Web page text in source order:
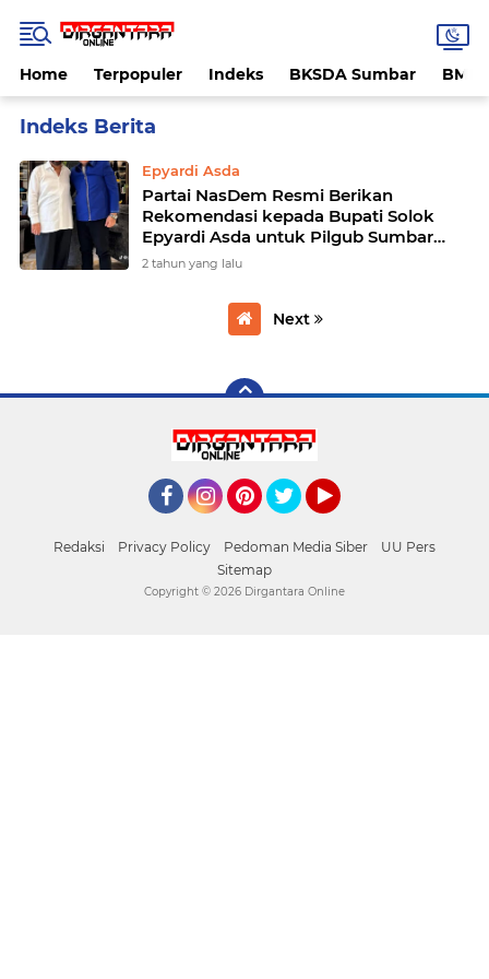
Home Terpopuler Indeks BKSDA Sumbar
Epyardi Asda
Partai NasDem Resmi Berikan
Rekomendasi kepada Bupati Solok
Epyardi Asda untuk Pilgub Sumbar
2024
2 tahun yang lalu
Next
Redaksi Privacy Policy Pedoman Media Siber
UU Pers
Sitemap
Copyright © 2026 Dirgantara Online